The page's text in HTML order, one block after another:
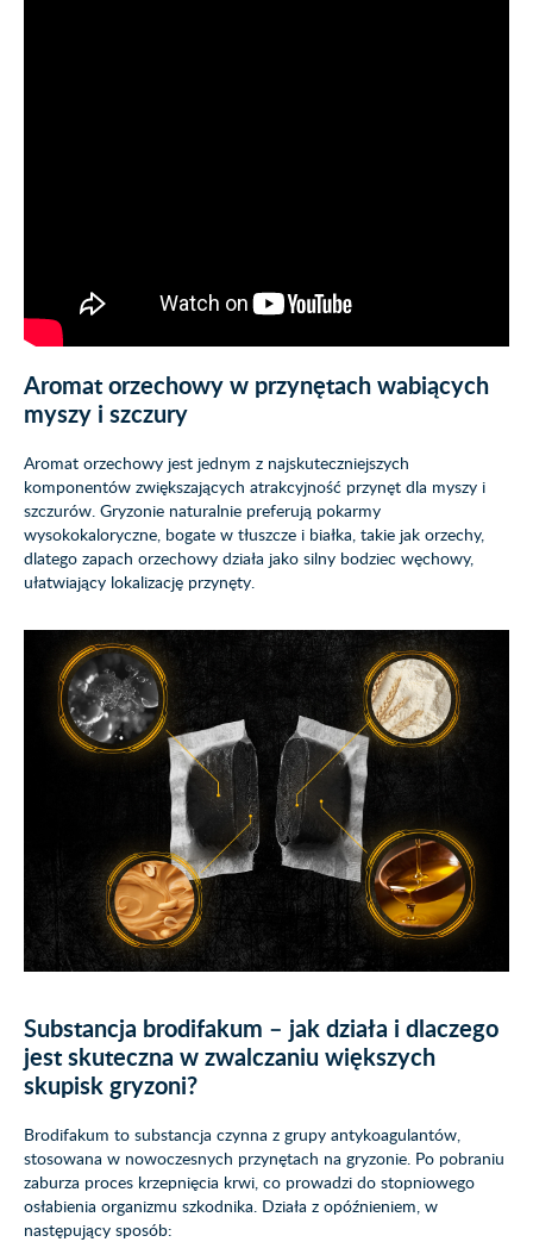
Aromat orzechowy w przynętach wabiących
myszy i szczury
Aromat orzechowy jest jednym z najskuteczniejszych
komponentów zwiększających atrakcyjność przynęt dla myszy i
szczurów. Gryzonie naturalnie preferują pokarmy
wysokokaloryczne, bogate w tłuszcze i białka, takie jak orzechy,
dlatego zapach orzechowy działa jako silny bodziec węchowy,
ułatwiający lokalizację przynęty.
Substancja brodifakum – jak działa i dlaczego
jest skuteczna w zwalczaniu większych
skupisk gryzoni?
Brodifakum to substancja czynna z grupy antykoagulantów,
stosowana w nowoczesnych przynętach na gryzonie. Po pobraniu
zaburza proces krzepnięcia krwi, co prowadzi do stopniowego
osłabienia organizmu szkodnika. Działa z opóźnieniem, w
następujący sposób: